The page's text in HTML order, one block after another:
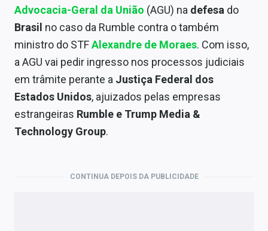
Mercados
Empresas
Política
Advocacia-Geral da União (AGU) na defesa do
Brasil no caso da Rumble contra o também
ministro do STFAlexandre de Moraes. Com isso,
a AGU vai pedir ingresso nos processos judiciais
em trâmite perante a Justiça Federal dos
Estados Unidos, ajuizados pelas empresas
estrangeiras Rumble e Trump Media &
Technology Group.
CONTINUA DEPOIS DA PUBLICIDADE